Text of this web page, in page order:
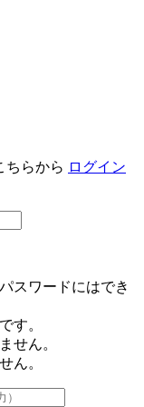
ちらから ログイン
スワードにはでき
す。
せん。
ん。